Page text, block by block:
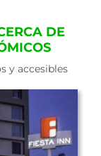
DE
y accesibles